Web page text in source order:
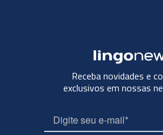
Receba novidades e
exclusivos em nossas